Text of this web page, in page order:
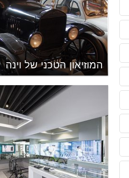
המוזיאון הטכני של וינה